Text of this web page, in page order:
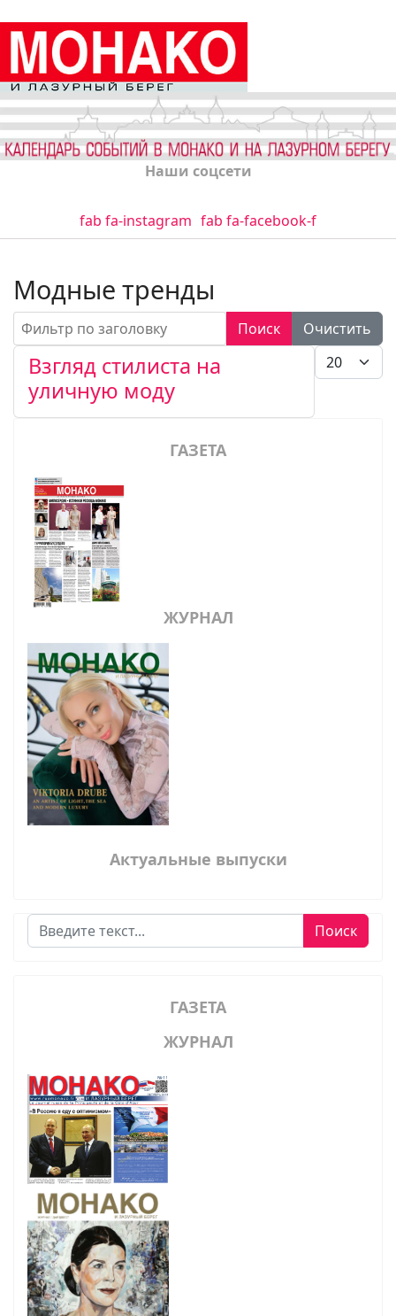
Наши соцсети
fab fa-instagram fab fa-facebook-f
Модные тренды
Фильтр по заголовку Поиск
Очистить
Кол-во
Взгляд стилиста на
уличную моду
ГАЗЕТА
ЖУРНАЛ
Актуальные выпуски
Поиск Поиск
ГАЗЕТА
ЖУРНАЛ